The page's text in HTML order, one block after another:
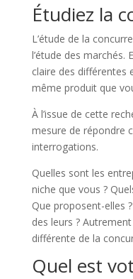
Étudiez la
L’étude de la
l’étude des marchés.
claire des différentes
même produit que
À l’issue de cette
mesure de répondre
interrogations.
Quelles sont les
niche que vous ?
Que proposent-elles
des leurs ?
différente de la
Quel est